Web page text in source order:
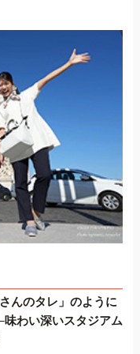
さんのタレ」のように
わい深いスタジアム